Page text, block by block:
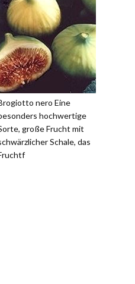
nero Eine
hochwertige
große Frucht mit
Schale, das